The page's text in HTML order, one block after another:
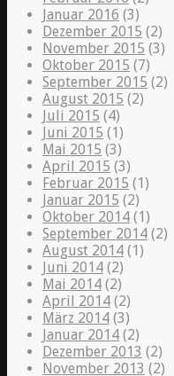
Januar 2016 (3)
Dezember 2015 (2)
November 2015 (3)
Oktober 2015 (7)
September 2015 (2)
August 2015 (2)
Juli 2015 (4)
Juni 2015 (1)
Mai 2015 (3)
April 2015 (3)
Februar 2015 (1)
Januar 2015 (2)
Oktober 2014 (1)
September 2014 (2)
August 2014 (1)
Juni 2014 (2)
Mai 2014 (2)
April 2014 (2)
März 2014 (3)
Januar 2014 (2)
Dezember 2013 (2)
November 2013 (2)